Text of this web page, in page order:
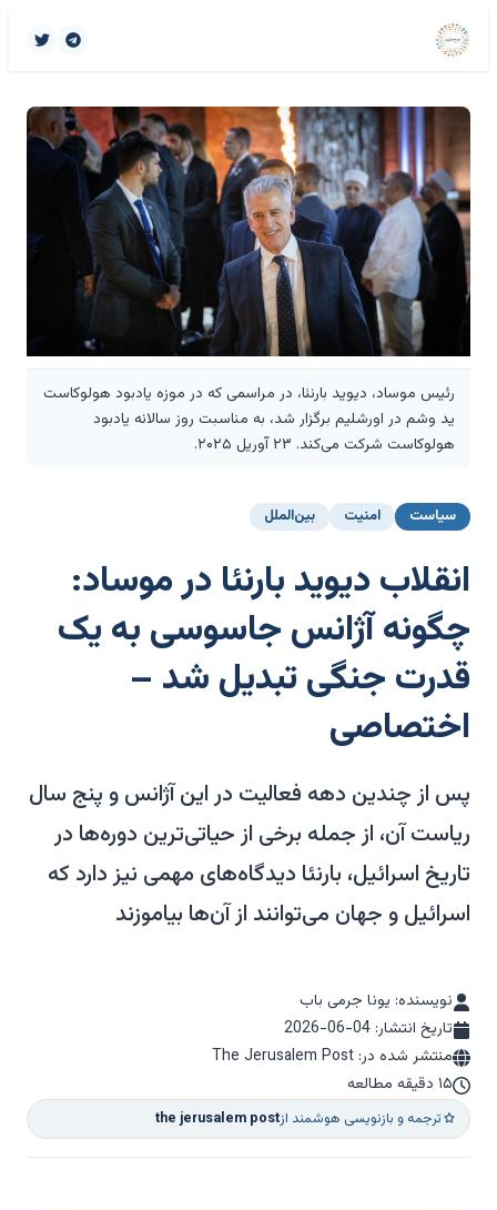
رئیس موساد، دیوید بارنئا، در مراسمی که در موزه یادبود هولوکاست
ید وشم در اورشلیم برگزار شد، به مناسبت روز سالانه یادبود
هولوکاست شرکت می‌کند. ۲۳ آوریل ۲۰۲۵.
سیاست امنیت بین‌الملل
انقلاب دیوید بارنئا در موساد:
چگونه آژانس جاسوسی به یک
قدرت جنگی تبدیل شد –
اختصاصی
پس از چندین دهه فعالیت در این آژانس و پنج سال
ریاست آن، از جمله برخی از حیاتی‌ترین دوره‌ها در
تاریخ اسرائیل، بارنئا دیدگاه‌های مهمی نیز دارد که
اسرائیل و جهان می‌توانند از آن‌ها بیاموزند
نویسنده: یونا جرمی باب
تاریخ انتشار: 2026-06-04
منتشر شده در: The Jerusalem Post
۱۵ دقیقه مطالعه
ترجمه و بازنویسی هوشمند ازthe jerusalem post